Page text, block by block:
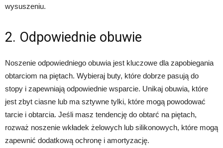
wysuszeniu.
2. Odpowiednie obuwie
Noszenie odpowiedniego obuwia jest kluczowe dla zapobiegania
obtarciom na piętach. Wybieraj buty, które dobrze pasują do
stopy i zapewniają odpowiednie wsparcie. Unikaj obuwia, które
jest zbyt ciasne lub ma sztywne tylki, które mogą powodować
tarcie i obtarcia. Jeśli masz tendencję do obtarć na piętach,
rozważ noszenie wkładek żelowych lub silikonowych, które mogą
zapewnić dodatkową ochronę i amortyzację.